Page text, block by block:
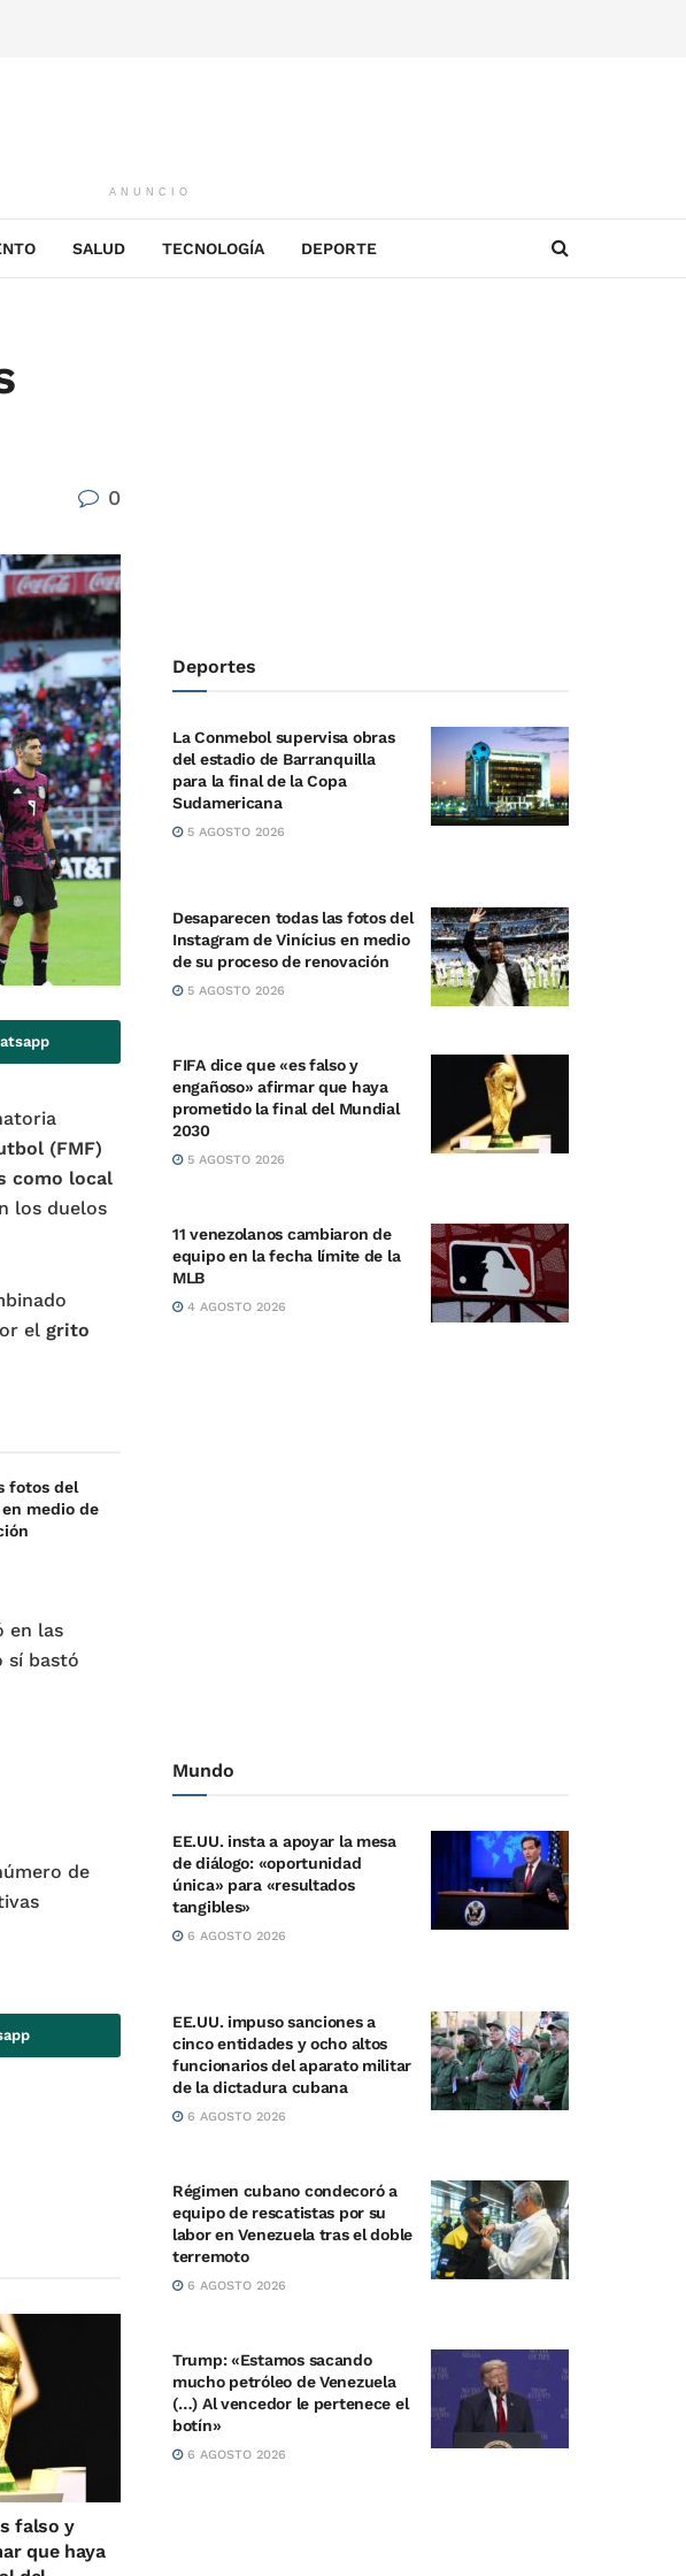
ANUNCIO
SALUD TECNOLOGÍA DEPORTE
0
(FMF)
como local
los duelos
el grito
fotos del
medio de
en las
sí bastó
de
falso y
que haya
Deportes
La Conmebol supervisa obras
del estadio de Barranquilla
para la final de la Copa
Sudamericana
5 AGOSTO 2026
Desaparecen todas las fotos del
Instagram de Vinícius en medio
de su proceso de renovación
5 AGOSTO 2026
FIFA dice que «es falso y
engañoso» afirmar que haya
prometido la final del Mundial
2030
5 AGOSTO 2026
11 venezolanos cambiaron de
equipo en la fecha límite de la
MLB
4 AGOSTO 2026
Mundo
EE.UU. insta a apoyar la mesa
de diálogo: «oportunidad
única» para «resultados
tangibles»
6 AGOSTO 2026
EE.UU. impuso sanciones a
cinco entidades y ocho altos
funcionarios del aparato militar
de la dictadura cubana
6 AGOSTO 2026
Régimen cubano condecoró a
equipo de rescatistas por su
labor en Venezuela tras el doble
terremoto
6 AGOSTO 2026
Trump: «Estamos sacando
mucho petróleo de Venezuela
(…) Al vencedor le pertenece el
botín»
6 AGOSTO 2026